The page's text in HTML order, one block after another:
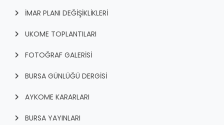
İMAR PLANI DEĞİŞİKLİKLERİ
UKOME TOPLANTILARI
FOTOĞRAF GALERİSİ
BURSA GÜNLÜĞÜ DERGİSİ
AYKOME KARARLARI
BURSA YAYINLARI